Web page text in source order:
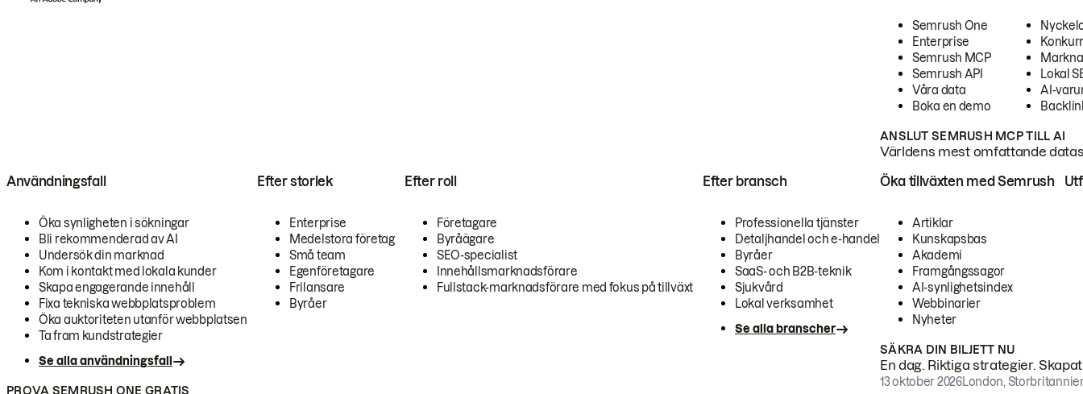
Semrush One
Enterprise
Semrush MCP
Semrush API
Våra data
Boka en demo
Lokal
AI-
ANSLUT SEMRUSH MCP TILL AI
Världens mest omfattande
Användningsfall
Öka synligheten i sökningar
Bli rekommenderad av AI
Undersök din marknad
Kom i kontakt med lokala kunder
Skapa engagerande innehåll
Fixa tekniska webbplatsproblem
Öka auktoriteten utanför webbplatsen
Ta fram kundstrategier
Se alla användningsfall
Efter storlek
Enterprise
Medelstora företag
Små team
Egenföretagare
Frilansare
Byråer
Efter roll
Företagare
Byråägare
SEO-specialist
Innehållsmarknadsförare
Fullstack-marknadsförare med fokus på tillväxt
Efter bransch
Professionella tjänster
Detaljhandel och e-handel
Byråer
SaaS- och B2B-teknik
Sjukvård
Lokal verksamhet
Se alla branscher
PROVA SEMRUSH ONE GRATIS
Öka tillväxten med Semrush
Artiklar
Kunskapsbas
Akademi
Framgångssagor
AI-synlighetsindex
Webbinarier
Nyheter
SÄKRA DIN BILJETT NU
En dag. Riktiga strategier.
13 oktober 2026London,